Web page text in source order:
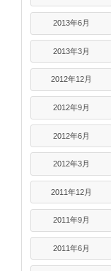
2013年6月
2013年3月
2012年12月
2012年9月
2012年6月
2012年3月
2011年12月
2011年9月
2011年6月